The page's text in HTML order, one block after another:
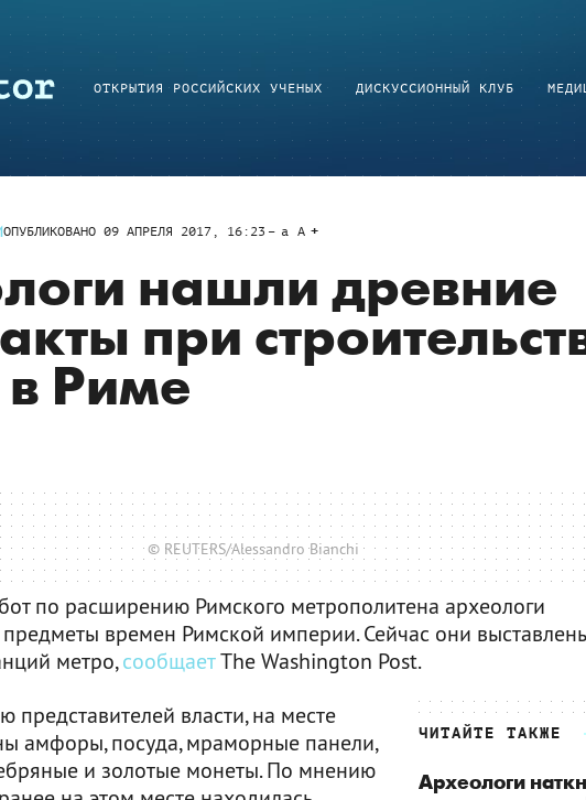
ОТКРЫТИЯ РОССИЙСКИХ УЧЕНЫХ ДИСКУССИОННЫЙ КЛУБ
ОПУБЛИКОВАНО 09 АПРЕЛЯ 2017, 16:23 a A
нашли древние
при
Риме
© REUTERS/Alessandro Bianchi
по расширению Римского метрополитена археологи
времен Римской империи. Сейчас они
метро,сообщаетThe Washington Post.
ЧИТАЙТЕ ТАКЖЕ
Археологи
представителей власти, на месте
амфоры, посуда, мраморные панели,
и золотые монеты. По мнению